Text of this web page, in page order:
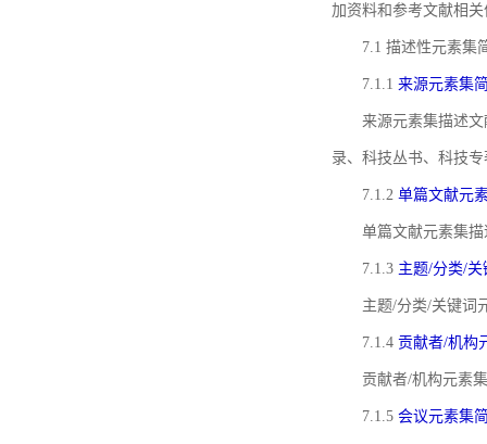
加资料和参考文献相
7.1 描述性元素集
7.1.1 来源元素集
来源元素集描述
录、科技丛书、科技
7.1.2 单篇文献元
单篇文献元素集
7.1.3 主题/分类/
主题/分类/关键词
7.1.4 贡献者/机构
贡献者/机构元素
7.1.5 会议元素集